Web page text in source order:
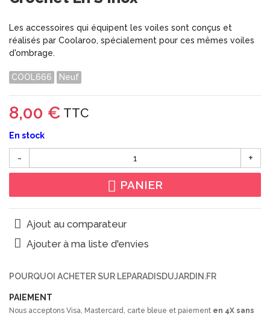
Les accessoires qui équipent les voiles sont conçus et
réalisés par Coolaroo, spécialement pour ces mêmes voiles
d'ombrage.
COOL666 Neuf
8,00 € TTC
En stock
- +
PANIER
Ajout au comparateur
Ajouter à ma liste d'envies
POURQUOI ACHETER SUR LEPARADISDUJARDIN.FR
PAIEMENT
Nous acceptons Visa, Mastercard, carte bleue et paiement en 4X sans